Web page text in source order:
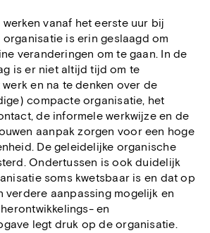
vanaf het eerste uur bij
organisatie is erin geslaagd om
veranderingen om te gaan. In de
is er niet altijd tijd om te
en na te denken over de
compacte organisatie, het
de informele werkwijze en de
aanpak zorgen voor een hoge
De geleidelijke organische
Ondertussen is ook duidelijk
soms kwetsbaar is en dat op
verdere aanpassing mogelijk en
en
legt druk op de organisatie.